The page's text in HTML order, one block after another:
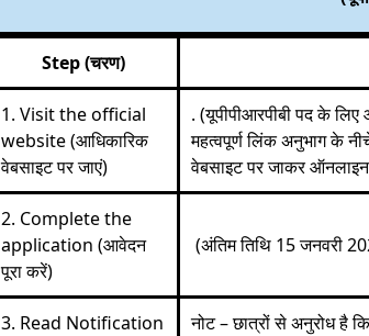
Step (चरण)
1. Visit the official
website (आधिकारिक
वेबसाइट पर जाएं)
. (यूपीपीआरपीबी पद के
महत्वपूर्ण लिंक अनुभाग के
वेबसाइट पर जाकर
2. Complete the
application (आवेदन
पूरा करें)
(अंतिम तिथि 15 जनवरी
3. Read Notification
नोट – छात्रों से अनुरोध है